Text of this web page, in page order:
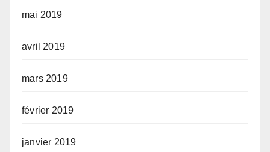
mai 2019
avril 2019
mars 2019
février 2019
janvier 2019